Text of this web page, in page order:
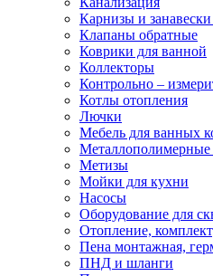
Карнизы и
Клапаны обратные
Коврики для ванной
Коллекторы
Контрольно –
Котлы отопления
Лючки
Мебель для ванных
Метизы
Мойки для кухни
Насосы
Оборудование для
Отопление,
Пена монтажная,
ПНД и шланги